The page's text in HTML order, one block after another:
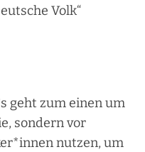
Volk“
geht zum einen um
sondern vor
nutzen, um